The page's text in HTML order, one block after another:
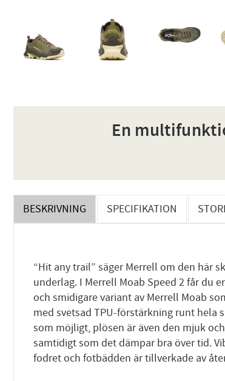
En
BESKRIVNING SPECIFIKATION
“Hit any trail” säger Merrell om den här
underlag. I Merrell Moab Speed 2 får du
och smidigare variant av Merrell Moab
med svetsad TPU-förstärkning runt
som möjligt, plösen är även den mjuk
samtidigt som det dämpar bra över tid.
fodret och fotbädden är tillverkade av